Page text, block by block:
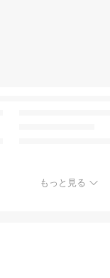
もっと見る